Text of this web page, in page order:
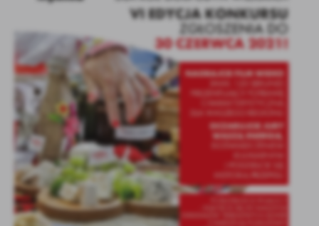
Firmy te działają w charakterze pośredników prezentujących nasze
treści w postaci wiadomości, ofert, komunikatów mediów
społecznościowych.